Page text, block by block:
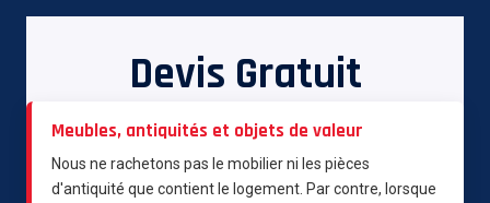
Devis Gratuit
Meubles, antiquités et objets de valeur
Nous ne rachetons pas le mobilier ni les pièces
d'antiquité que contient le logement. Par contre, lorsque